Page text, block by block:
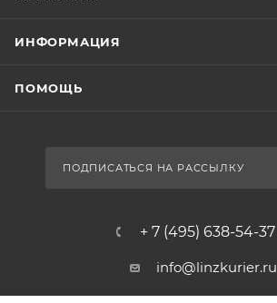
ИНФОРМАЦИЯ
ПОМОЩЬ
ПОДПИСАТЬСЯ НА РАССЫЛКУ
+ 7 (495) 638-54-37
info@linzkurier.ru